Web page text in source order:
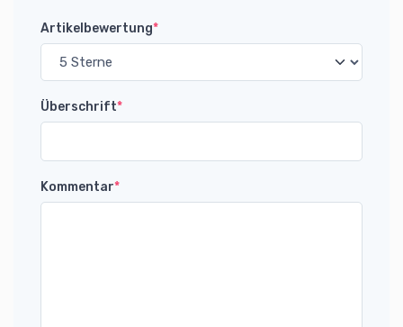
Artikelbewertung*
Überschrift*
Kommentar*